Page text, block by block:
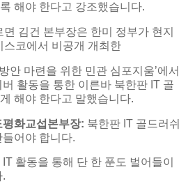
해야 한다고 강조했습니다.
김건 본부장은 한미 정부가 현지
코에서 비공개 개최한
안 마련을 위한 민관 심포지움’에서
활동을 통한 이른바 북한판 IT 골
해야 한다고 말했습니다.
화교섭본부장: 북한판 IT 골드러쉬
어야 합니다.
활동을 통해 단 한 푼도 벌어들이
.